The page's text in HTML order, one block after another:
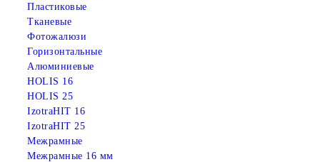
Пластиковые
Тканевые
Фотожалюзи
Горизонтальные
Алюминиевые
HOLIS 16
HOLIS 25
IzotraHIT 16
IzotraHIT 25
Межрамные
Межрамные 16 мм